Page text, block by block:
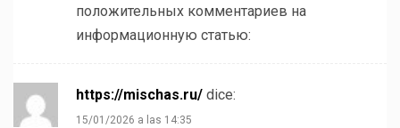
положительных комментариев на
информационную статью:
https://mischas.ru/ dice:
15/01/2026 a las 14:35